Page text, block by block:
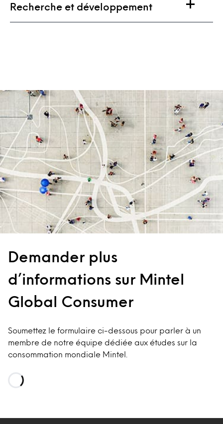
Recherche et développement
Demander plus
d’informations sur Mintel
Global Consumer
Soumettez le formulaire ci-dessous pour parler à un
membre de notre équipe dédiée aux études sur la
consommation mondiale Mintel.